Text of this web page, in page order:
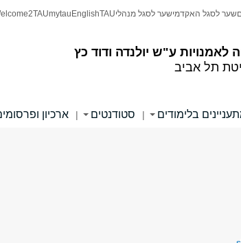
לאמנויות ע"ש יולנדה ודוד כץ
תל אביב
שער לסגל האקדמישער לסגל מנהליTAU
English
mytau
בלימודים | סטודנטים | ארכיון